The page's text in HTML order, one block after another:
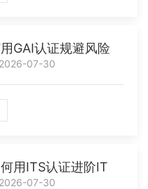
GAI认证规避风险
07-30
用ITS认证进阶IT
07-30